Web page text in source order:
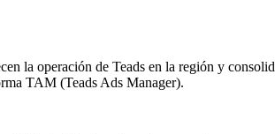
la operación de Teads en la región y
TAM (Teads Ads Manager).